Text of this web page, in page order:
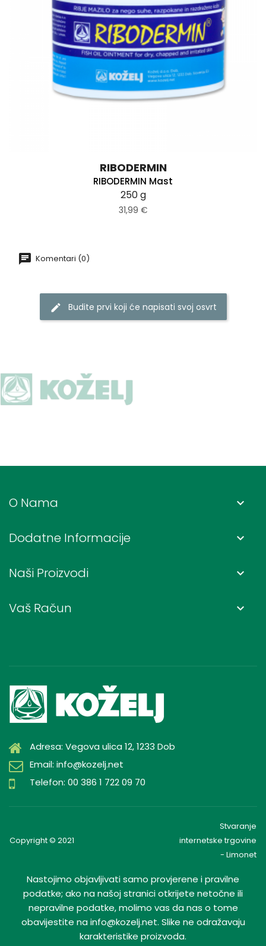
RIBODERMIN
RIBODERMIN Mast
250 g
31,99 €
Komentari (0)
Budite prvi koji će napisati svoj osvrt
O Nama keyboard_arrow_down
Dodatne Informacije keyboard_arrow_down
Naši Proizvodi keyboard_arrow_down
Vaš Račun keyboard_arrow_down
Adresa: Vegova ulica 12, 1233 Dob
Email: info@kozelj.net
Telefon: 00 386 1 722 09 70
Copyright © 2021
Stvaranje
internetske trgovine
- Limonet
Nastojimo objavljivati samo provjerene i pravilne
podatke; ako na našoj stranici otkrijete netočne ili
nepravilne podatke, molimo vas da nas o tome
obavijestite na info@kozelj.net. Slike ne odražavaju
karakteristike proizvoda.